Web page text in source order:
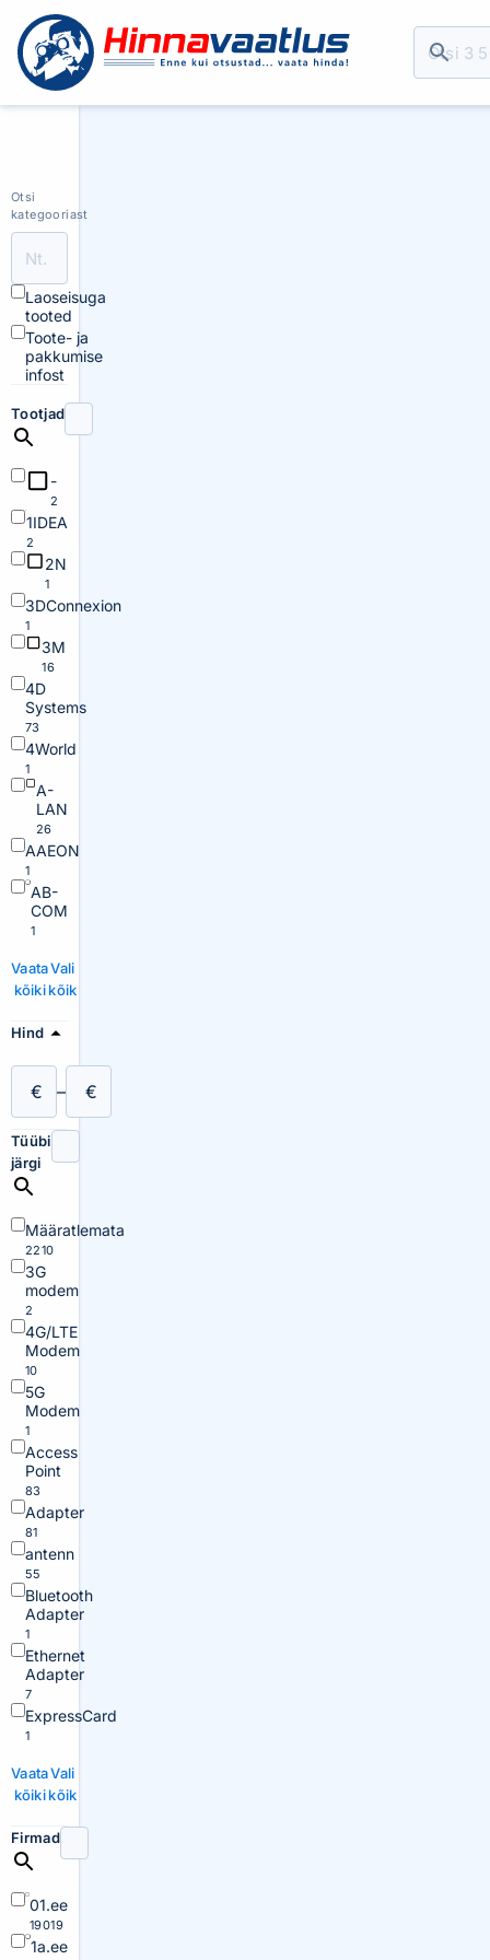
Otsi
kategooriast
Laoseisuga
tooted
Toote- ja
pakkumise
infost
Tootjad
-
2
1IDEA
2
2N
1
3DConnexion
1
3M
16
4D
Systems
73
4World
1
A-
LAN
26
AAEON
1
AB-
COM
1
Vaata
kõiki
Vali
kõik
Hind
€ – €
Tüübi
järgi
Määratlemata
2210
3G
modem
2
4G/LTE
Modem
10
5G
Modem
1
Access
Point
83
Adapter
81
antenn
55
Bluetooth
Adapter
1
Ethernet
Adapter
7
ExpressCard
1
Vaata
kõiki
Vali
kõik
Firmad
01.ee
19019
1a.ee